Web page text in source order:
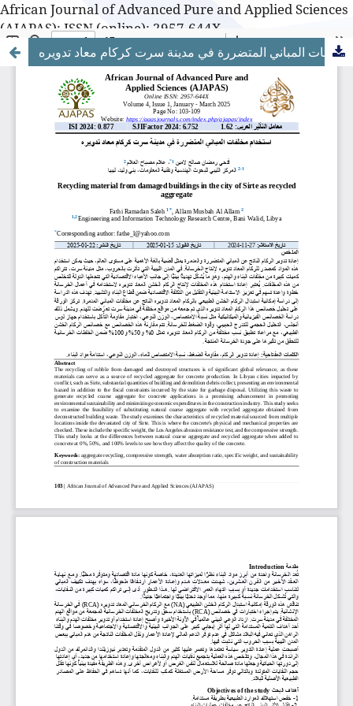
African Journal of Advanced Pure and Applied Sciences
(AJAPAS): ISSN (online): 2957-644X
استخدام مخلفات المباني المتضررة في مدينة سرت كركام معاد تدويره
African Journal of Advanced Pure and Applied Sciences
(AJAPAS): ISSN (online): 2957-644X